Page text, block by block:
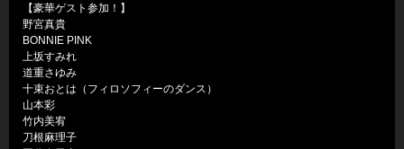
【豪華ゲスト参加！】
野宮真貴
BONNIE PINK
上坂すみれ
道重さゆみ
十束おとは（フィロソフィーのダンス）
山本彩
竹内美宥
刀根麻理子